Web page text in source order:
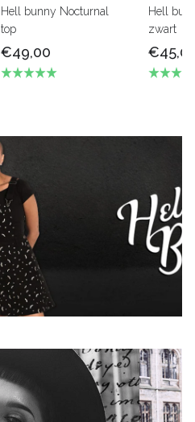
Hell bunny Nocturnal
top
€49,00
Hell
zwart